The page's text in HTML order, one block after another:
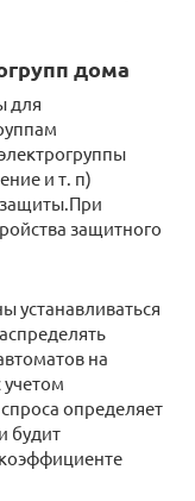
дома
для
и т. п)
защиты.При
защитного
устанавливаться
на
определяет
будит